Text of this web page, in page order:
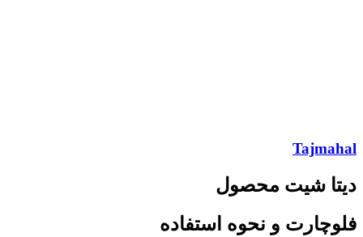
Tajmahal
دیتا شیت محصول
فلوچارت و نحوه استفاده